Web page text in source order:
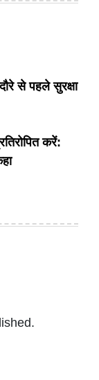
से पहले सुरक्षा
करें: